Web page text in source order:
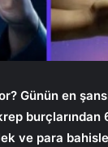
Günün en
burçlarından
ve para